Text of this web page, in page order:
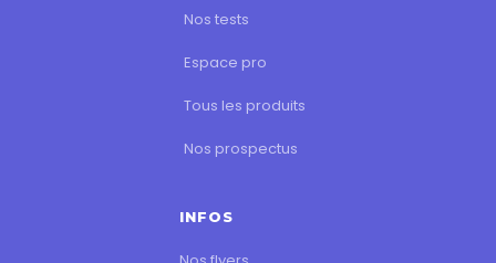
Nos tests
Espace pro
Tous les produits
Nos prospectus
INFOS